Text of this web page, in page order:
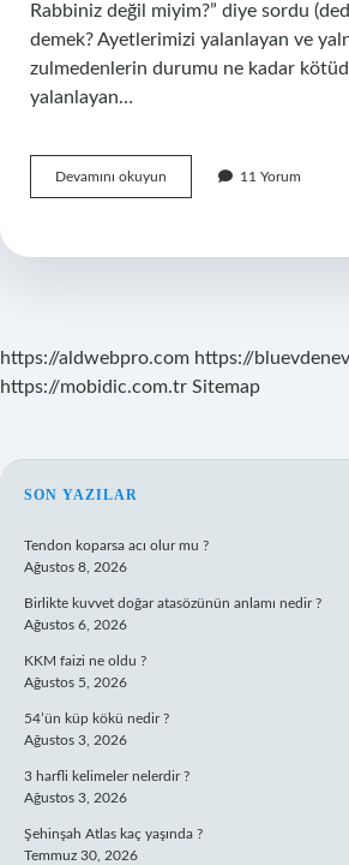
Rabbiniz değil miyim?” diye sordu
demek? Ayetlerimizi yalanlayan ve
zulmedenlerin durumu ne kadar
yalanlayan…
Devamını okuyun
176
Istiyor
11 Yorum
https://aldwebpro.com https://
https://mobidic.com.tr Sitemap
SIDEBAR
SON YAZILAR
Tendon koparsa acı olur mu ?
Ağustos 8, 2026
Birlikte kuvvet doğar atasözünün anlamı nedir ?
Ağustos 6, 2026
KKM faizi ne oldu ?
Ağustos 5, 2026
54’ün küp kökü nedir ?
Ağustos 3, 2026
3 harfli kelimeler nelerdir ?
Ağustos 3, 2026
Şehinşah Atlas kaç yaşında ?
Temmuz 30, 2026